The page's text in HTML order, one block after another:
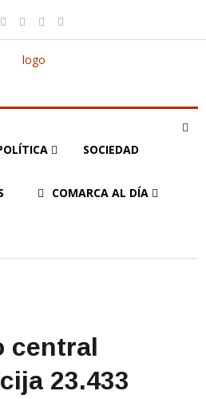
SOCIEDAD
COMARCA AL DÍA
central
23.433